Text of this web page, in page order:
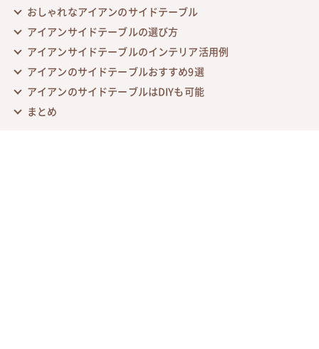
おしゃれなアイアンのサイドテーブル
アイアンサイドテーブルの選び方
アイアンサイドテーブルのインテリア活用例
アイアンのサイドテーブルおすすめ9選
アイアンのサイドテーブルはDIYも可能
まとめ